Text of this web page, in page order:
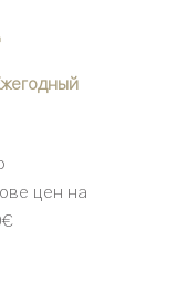
цен на